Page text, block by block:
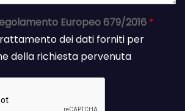
Europeo 679/2016 *
dei dati forniti per
della richiesta pervenuta